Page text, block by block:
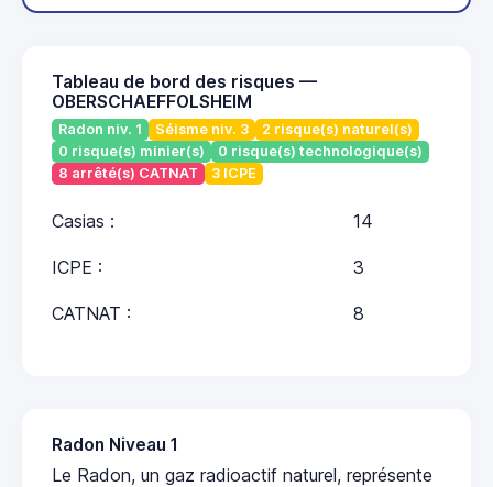
Tableau de bord des risques —
OBERSCHAEFFOLSHEIM
Radon niv. 1 Séisme niv. 3
2 risque(s) naturel(s)
0 risque(s) minier(s)
0 risque(s) technologique(s)
8 arrêté(s) CATNAT
3 ICPE
Casias : 14
ICPE : 3
CATNAT : 8
Radon Niveau 1
Le Radon, un gaz radioactif naturel, représente